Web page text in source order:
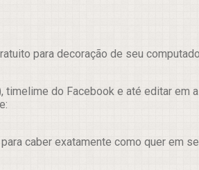
para decoração de seu
timelime do Facebook e até editar em
caber exatamente como quer em